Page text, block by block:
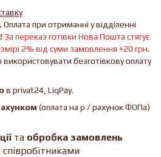
Оплата при отриманні у відділенні
За переказ готівки Нова Пошта стягує
2% від суми замовлення +20 грн.
безготівкову оплату
в privat24, LiqPay.
(оплата на р / рахунок ФОПа)
та обробка замовлень